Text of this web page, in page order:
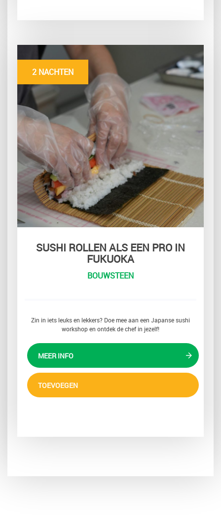
2 NACHTEN
SUSHI ROLLEN ALS EEN PRO IN
FUKUOKA
BOUWSTEEN
Zin in iets leuks en lekkers? Doe mee aan een Japanse sushi
workshop en ontdek de chef in jezelf!
MEER INFO
TOEVOEGEN